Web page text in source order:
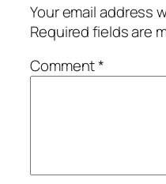
Your email address
Required fields are
Comment*